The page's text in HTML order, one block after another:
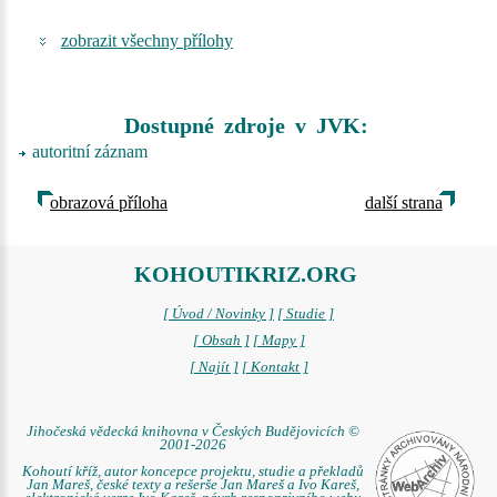
zobrazit všechny přílohy
Dostupné zdroje v JVK:
autoritní záznam
obrazová příloha další strana
KOHOUTIKRIZ.ORG
[ Úvod / Novinky ] [ Studie ]
[ Obsah ] [ Mapy ]
[ Najít ] [ Kontakt ]
Jihočeská vědecká knihovna v Českých Budějovicích ©
2001-2026
Kohoutí kříž, autor koncepce projektu, studie a překladů
Jan Mareš, české texty a rešerše Jan Mareš a Ivo Kareš,